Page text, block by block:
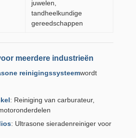
juwelen,
tandheelkundige
gereedschappen
meerdere industrieën
reinigingssysteemwordt
: Reiniging van carburateur,
: Ultrasone sieradenreiniger voor